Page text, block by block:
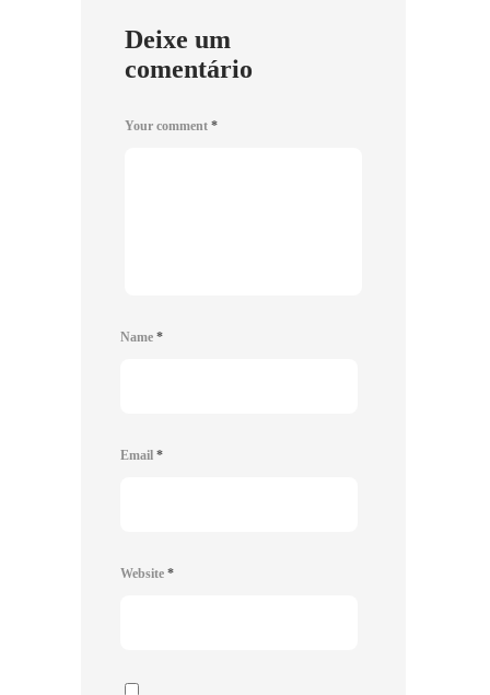
Deixe um
comentário
Your comment *
Name *
Email *
Website *